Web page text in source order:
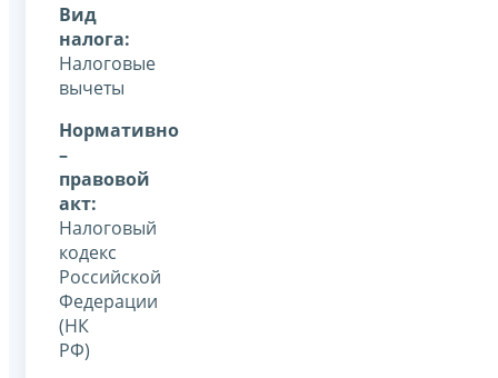
Вид
налога:
Налоговые
вычеты
Нормативно
–
правовой
акт:
Налоговый
кодекс
Российской
Федерации
(НК
РФ)